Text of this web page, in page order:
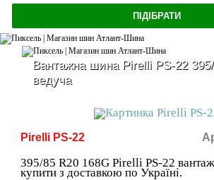
Вантажна шина Pirelli PS-22
ведуча
Pirelli PS-22
395/85 R20 168G Pirelli PS-22
купити з доставкою по Україні.